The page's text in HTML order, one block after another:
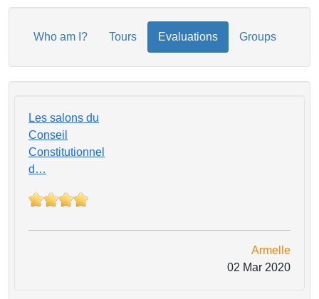
Who am I? Tours Evaluations Groups
Les salons du
Conseil
Constitutionnel
d…
Armelle
02 Mar 2020